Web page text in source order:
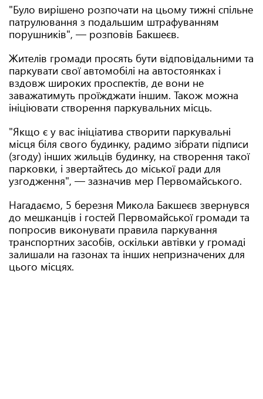
"Було вирішено розпочати на цьому тижні спільне
патрулювання з подальшим штрафуванням
порушників", — розповів Бакшеєв.
Жителів громади просять бути відповідальними та
паркувати свої автомобілі на автостоянках і
вздовж широких проспектів, де вони не
заважатимуть проїжджати іншим. Також можна
ініціювати створення паркувальних місць.
"Якщо є у вас ініціатива створити паркувальні
місця біля свого будинку, радимо зібрати підписи
(згоду) інших жильців будинку, на створення такої
парковки, і звертайтесь до міської ради для
узгодження", — зазначив мер Первомайського.
Нагадаємо, 5 березня Микола Бакшеєв звернувся
до мешканців і гостей Первомайської громади та
попросив виконувати правила паркування
транспортних засобів, оскільки автівки у громаді
залишали на газонах та інших непризначених для
цього місцях.